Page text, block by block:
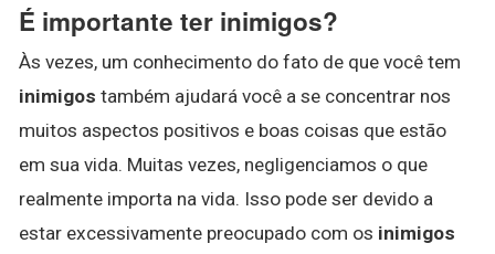
É importante ter inimigos?
Às vezes, um conhecimento do fato de que você tem
inimigos também ajudará você a se concentrar nos
muitos aspectos positivos e boas coisas que estão
em sua vida. Muitas vezes, negligenciamos o que
realmente importa na vida. Isso pode ser devido a
estar excessivamente preocupado com os inimigos